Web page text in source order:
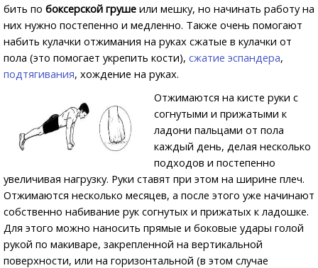
бить по боксерской груше или мешку, но начинать работу на
них нужно постепенно и медленно. Также очень помогают
набить кулачки отжимания на руках сжатые в кулачки от
пола (это помогает укрепить кости), сжатие эспандера,
подтягивания, хождение на руках.
Отжимаются на кисте руки с
согнутыми и прижатыми к
ладони пальцами от пола
каждый день, делая несколько
подходов и постепенно
увеличивая нагрузку. Руки ставят при этом на ширине плеч.
Отжимаются несколько месяцев, а после этого уже начинают
собственно набивание рук согнутых и прижатых к ладошке.
Для этого можно наносить прямые и боковые удары голой
рукой по макиваре, закрепленной на вертикальной
поверхности, или на горизонтальной (в этом случае